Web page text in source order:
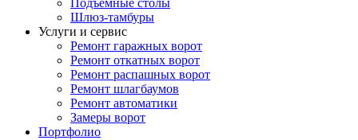
Подъёмные столы
Шлюз-тамбуры
Услуги и сервис
Ремонт гаражных ворот
Ремонт откатных ворот
Ремонт распашных ворот
Ремонт шлагбаумов
Ремонт автоматики
Замеры ворот
Портфолио